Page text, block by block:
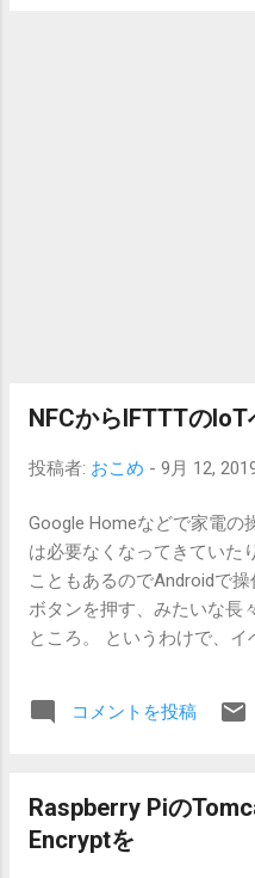
NFCからIFTTTのIoT
投稿者: おこめ - 9月 12,
Google Homeなどで家電の
は必要なくなってきていた
こともあるのでAndroidで
ボタンを押す、みたいな長
ところ。 というわけで、イ
ら先は連携できる機器が沢
IFTTTでもトリガーにNFC
手でもNFCタグにタッチで
ったり。 NFCタグ
コメントを投稿
Raspberry Piの
Encryptを